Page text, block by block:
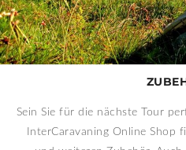
Sein Sie für die nächste Tour
InterCaravaning Online Shop